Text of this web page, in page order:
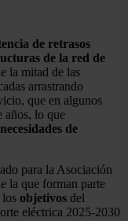
de retrasos
de la red de
la mitad de las
arrastrando
que en algunos
años, lo que
de
para la Asociación
la que forman parte
los objetivos del
eléctrica 2025-2030